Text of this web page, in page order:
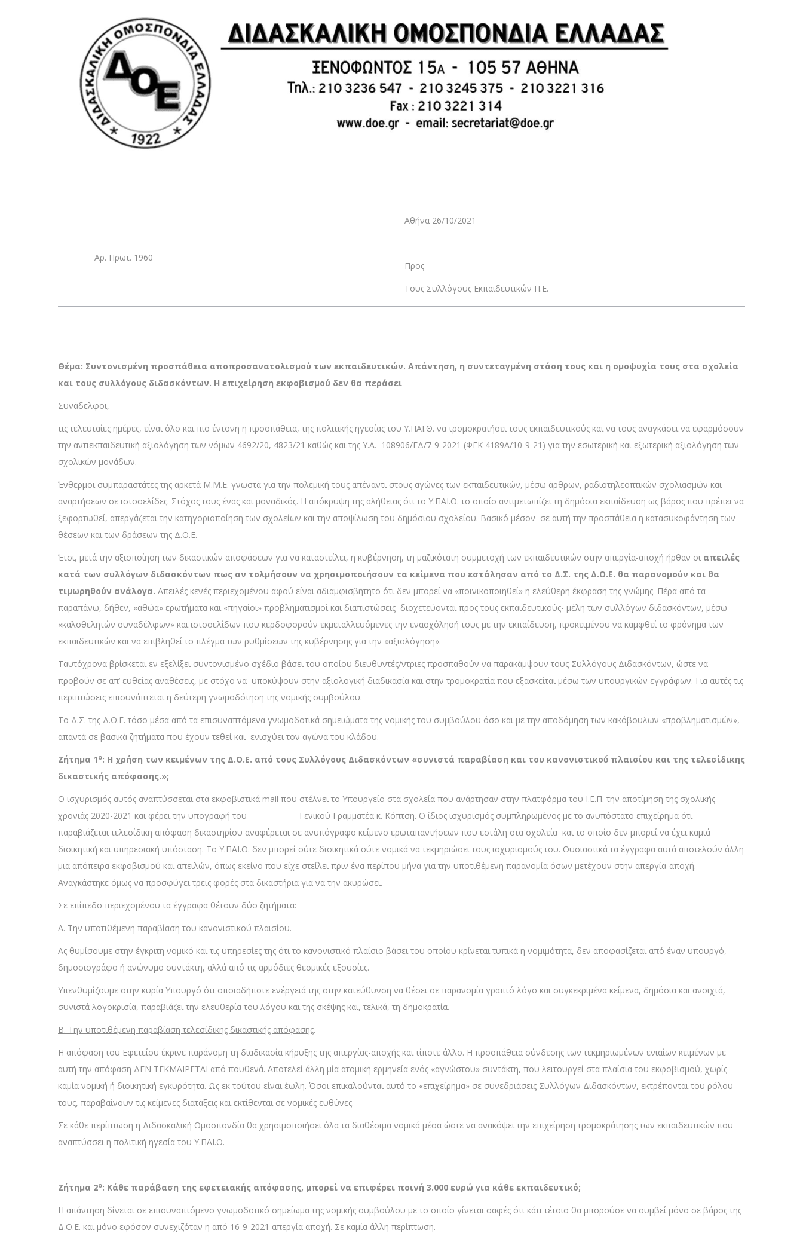
Αρ. Πρωτ. 1960
Αθήνα 26/10/2021
Προς
Τους Συλλόγους Εκπαιδευτικών Π.Ε.
Θέμα: Συντονισμένη προσπάθεια αποπροσανατολισμού των εκπαιδευτικών. Απάντηση, η συντεταγμένη στάση τους και η ομοψυχία τους στα σχολεία
και τους συλλόγους διδασκόντων. Η επιχείρηση εκφοβισμού δεν θα περάσει
Συνάδελφοι,
τις τελευταίες ημέρες, είναι όλο και πιο έντονη η προσπάθεια, της πολιτικής ηγεσίας του Υ.ΠΑΙ.Θ. να τρομοκρατήσει τους εκπαιδευτικούς και να τους αναγκάσει να εφαρμόσουν
την αντιεκπαιδευτική αξιολόγηση των νόμων 4692/20, 4823/21 καθώς και της Υ.Α. 108906/ΓΔ/7-9-2021 (ΦΕΚ 4189Α/10-9-21) για την εσωτερική και εξωτερική αξιολόγηση των
σχολικών μονάδων.
Ένθερμοι συμπαραστάτες της αρκετά Μ.Μ.Ε. γνωστά για την πολεμική τους απέναντι στους αγώνες των εκπαιδευτικών, μέσω άρθρων, ραδιοτηλεοπτικών σχολιασμών και
αναρτήσεων σε ιστοσελίδες. Στόχος τους ένας και μοναδικός. Η απόκρυψη της αλήθειας ότι το Υ.ΠΑΙ.Θ. το οποίο αντιμετωπίζει τη δημόσια εκπαίδευση ως βάρος που πρέπει να
ξεφορτωθεί, απεργάζεται την κατηγοριοποίηση των σχολείων και την αποψίλωση του δημόσιου σχολείου. Βασικό μέσον σε αυτή την προσπάθεια η κατασυκοφάντηση των
θέσεων και των δράσεων της Δ.Ο.Ε.
Έτσι, μετά την αξιοποίηση των δικαστικών αποφάσεων για να καταστείλει, η κυβέρνηση, τη μαζικότατη συμμετοχή των εκπαιδευτικών στην απεργία-αποχή ήρθαν οι απειλές
κατά των συλλόγων διδασκόντων πως αν τολμήσουν να χρησιμοποιήσουν τα κείμενα που εστάλησαν από το Δ.Σ. της Δ.Ο.Ε. θα παρανομούν και θα
τιμωρηθούν ανάλογα. Απειλές κενές περιεχομένου αφού είναι αδιαμφισβήτητο ότι δεν μπορεί να «ποινικοποιηθεί» η ελεύθερη έκφραση της γνώμης. Πέρα από τα
παραπάνω, δήθεν, «αθώα» ερωτήματα και «πηγαίοι» προβληματισμοί και διαπιστώσεις διοχετεύονται προς τους εκπαιδευτικούς- μέλη των συλλόγων διδασκόντων, μέσω
«καλοθελητών συναδέλφων» και ιστοσελίδων που κερδοφορούν εκμεταλλευόμενες την ενασχόλησή τους με την εκπαίδευση, προκειμένου να καμφθεί το φρόνημα των
εκπαιδευτικών και να επιβληθεί το πλέγμα των ρυθμίσεων της κυβέρνησης για την «αξιολόγηση».
Ταυτόχρονα βρίσκεται εν εξελίξει συντονισμένο σχέδιο βάσει του οποίου διευθυντές/ντριες προσπαθούν να παρακάμψουν τους Συλλόγους Διδασκόντων, ώστε να
προβούν σε απ’ ευθείας αναθέσεις, με στόχο να υποκύψουν στην αξιολογική διαδικασία και στην τρομοκρατία που εξασκείται μέσω των υπουργικών εγγράφων. Για αυτές τις
περιπτώσεις επισυνάπτεται η δεύτερη γνωμοδότηση της νομικής συμβούλου.
Το Δ.Σ. της Δ.Ο.Ε. τόσο μέσα από τα επισυναπτόμενα γνωμοδοτικά σημειώματα της νομικής του συμβούλου όσο και με την αποδόμηση των κακόβουλων «προβληματισμών»,
απαντά σε βασικά ζητήματα που έχουν τεθεί και ενισχύει τον αγώνα του κλάδου.
Ζήτημα 1 ο: Η χρήση των κειμένων της Δ.Ο.Ε. από τους Συλλόγους Διδασκόντων «συνιστά παραβίαση και του κανονιστικού́ πλαισίου και της τελεσίδικης
δικαστικής απόφασης.»;
Ο ισχυρισμός αυτός αναπτύσσεται στα εκφοβιστικά mail που στέλνει το Υπουργείο στα σχολεία που ανάρτησαν στην πλατφόρμα του Ι.Ε.Π. την αποτίμηση της σχολικής
χρονιάς 2020-2021 και φέρει την υπογραφή του Γενικού Γραμματέα κ. Κόπτση. Ο ίδιος ισχυρισμός συμπληρωμένος με το ανυπόστατο επιχείρημα ότι
παραβιάζεται τελεσίδικη απόφαση δικαστηρίου αναφέρεται σε ανυπόγραφο κείμενο ερωταπαντήσεων που εστάλη στα σχολεία και το οποίο δεν μπορεί να έχει καμιά
διοικητική και υπηρεσιακή υπόσταση. Το Υ.ΠΑΙ.Θ. δεν μπορεί ούτε διοικητικά ούτε νομικά να τεκμηριώσει τους ισχυρισμούς του. Ουσιαστικά τα έγγραφα αυτά αποτελούν άλλη
μια απόπειρα εκφοβισμού και απειλών, όπως εκείνο που είχε στείλει πριν ένα περίπου μήνα για την υποτιθέμενη παρανομία όσων μετέχουν στην απεργία-αποχή.
Αναγκάστηκε όμως να προσφύγει τρεις φορές στα δικαστήρια για να την ακυρώσει.
Σε επίπεδο περιεχομένου τα έγγραφα θέτουν δύο ζητήματα:
Α. Την υποτιθέμενη παραβίαση του κανονιστικού πλαισίου.
Ας θυμίσουμε στην έγκριτη νομικό και τις υπηρεσίες της ότι το κανονιστικό πλαίσιο βάσει του οποίου κρίνεται τυπικά η νομιμότητα, δεν αποφασίζεται από έναν υπουργό,
δημοσιογράφο ή ανώνυμο συντάκτη, αλλά από τις αρμόδιες θεσμικές εξουσίες.
Υπενθυμίζουμε στην κυρία Υπουργό ότι οποιαδήποτε ενέργειά της στην κατεύθυνση να θέσει σε παρανομία γραπτό λόγο και συγκεκριμένα κείμενα, δημόσια και ανοιχτά,
συνιστά λογοκρισία, παραβιάζει την ελευθερία του λόγου και της σκέψης και, τελικά, τη δημοκρατία.
Β. Την υποτιθέμενη παραβίαση τελεσίδικης δικαστικής απόφασης.
Η απόφαση του Εφετείου έκρινε παράνομη τη διαδικασία κήρυξης της απεργίας-αποχής και τίποτε άλλο. Η προσπάθεια σύνδεσης των τεκμηριωμένων ενιαίων κειμένων με
αυτή την απόφαση ΔΕΝ ΤΕΚΜΑΙΡΕΤΑΙ από πουθενά. Αποτελεί άλλη μία ατομική ερμηνεία ενός «αγνώστου» συντάκτη, που λειτουργεί στα πλαίσια του εκφοβισμού, χωρίς
καμία νομική ή διοικητική εγκυρότητα. Ως εκ τούτου είναι έωλη. Όσοι επικαλούνται αυτό το «επιχείρημα» σε συνεδριάσεις Συλλόγων Διδασκόντων, εκτρέπονται του ρόλου
τους, παραβαίνουν τις κείμενες διατάξεις και εκτίθενται σε νομικές ευθύνες.
Σε κάθε περίπτωση η Διδασκαλική Ομοσπονδία θα χρησιμοποιήσει όλα τα διαθέσιμα νομικά μέσα ώστε να ανακόψει την επιχείρηση τρομοκράτησης των εκπαιδευτικών που
αναπτύσσει η πολιτική ηγεσία του Υ.ΠΑΙ.Θ.
Ζήτημα 2ο: Κάθε παράβαση της εφετειακής απόφασης, μπορεί να επιφέρει ποινή 3.000 ευρώ για κάθε εκπαιδευτικό;
Η απάντηση δίνεται σε επισυναπτόμενο γνωμοδοτικό σημείωμα της νομικής συμβούλου με το οποίο γίνεται σαφές ότι κάτι τέτοιο θα μπορούσε να συμβεί μόνο σε βάρος της
Δ.Ο.Ε. και μόνο εφόσον συνεχιζόταν η από 16-9-2021 απεργία αποχή. Σε καμία άλλη περίπτωση.